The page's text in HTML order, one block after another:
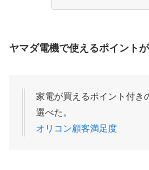
ヤマダ電機で使えるポイント
家電が買えるポイント付き
選べた。
オリコン顧客満足度